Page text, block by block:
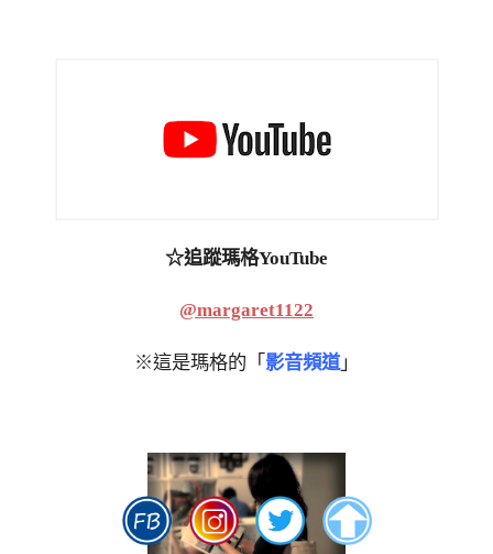
☆追蹤瑪格YouTube
@margaret1122
※這是瑪格的「 影音頻道」